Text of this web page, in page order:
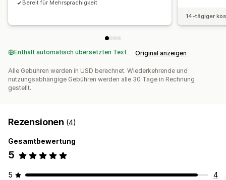
Bereit für Mehrsprachigkeit
14-tägiger
Enthält automatisch übersetzten Text Original anzeigen
Alle Gebühren werden in USD berechnet. Wiederkehrende und
nutzungsabhängige Gebühren werden alle 30 Tage in Rechnung
gestellt.
Rezensionen (4)
Gesamtbewertung
5
5
4